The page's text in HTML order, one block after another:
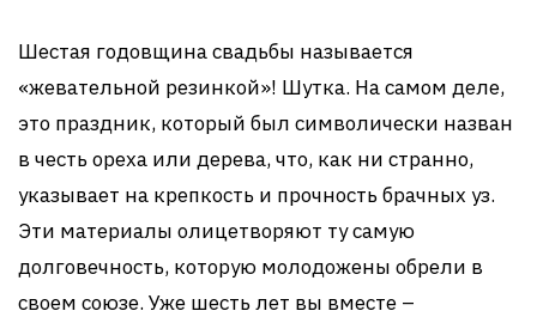
Шестая годовщина свадьбы называется
«жевательной резинкой»! Шутка. На самом деле,
это праздник, который был символически назван
в честь ореха или дерева, что, как ни странно,
указывает на крепкость и прочность брачных уз.
Эти материалы олицетворяют ту самую
долговечность, которую молодожены обрели в
своем союзе. Уже шесть лет вы вместе –